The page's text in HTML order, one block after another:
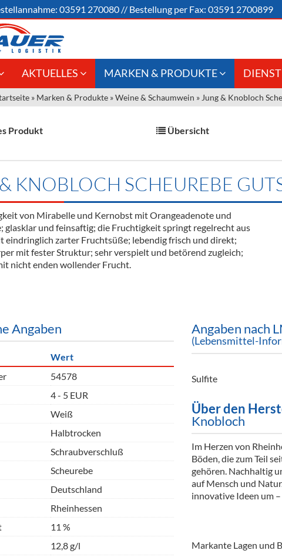
03591 270080 // Bestellung per Fax: 03591 2700899
AKTUELLES
Angebote Gastronomie &
Gastronomie
Großhandel
Innovation - Die Neue Art des
Termine
MARKEN & PRODUKTE
Weine & Schaumwein
Alkoholfreie Getränke
Öle & Küchenartikel
Kaffee
Hygieneartikel & Desinfektion
» Marken & Produkte »Weine & Schaumwein » Jung & Knobloch
Produkt Übersicht
KNOBLOCH SCHEUREBE
von Mirabelle und Kernobst mit Orangeadenote und
glasklar und feinsaftig; die Fruchtigkeit springt regelrecht aus
eindringlich zarter Fruchtsüße; lebendig frisch und direkt;
mit fester Struktur; sehr verspielt und betörend zugleich;
nicht enden wollender Frucht.
Angaben
Wert
54578
4 - 5 EUR
Weiß
Halbtrocken
Schraubverschluß
Scheurebe
Deutschland
Rheinhessen
11 %
12,8 g/l
Angaben nach
(Lebensmittel-
Sulfite
Über den
Knobloch
Im Herzen von
Böden, die zum Teil
gehören. Nachhaltig
auf Mensch und
innovative Ideen um
Markante Lagen und